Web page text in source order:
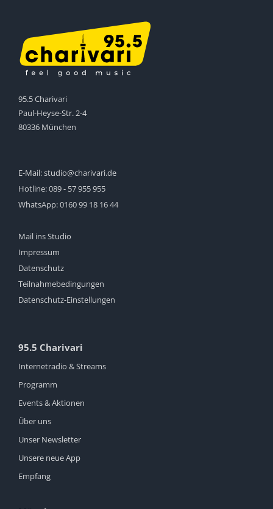
95.5 Charivari
Paul-Heyse-Str. 2-4
80336 München
E-Mail:studio@charivari.de
Hotline:089 - 57 955 955
WhatsApp:0160 99 18 16 44
Mail ins Studio
Impressum
Datenschutz
Teilnahmebedingungen
Datenschutz-Einstellungen
95.5 Charivari
Internetradio & Streams
Programm
Events & Aktionen
Über uns
Unser Newsletter
Unsere neue App
Empfang